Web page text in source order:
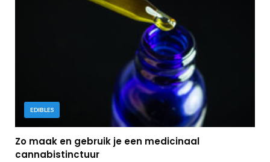
EDIBLES
Zo maak en gebruik je een medicinaal
cannabistinctuur